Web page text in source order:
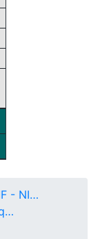
RCP en convergencia con NIIF - NICSP
Marco Normativo para Empresas que no Cotizan en el Mercado de Valores, y que no Captan ni Administran Ahorro del Público